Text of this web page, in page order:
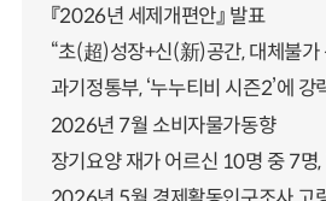
『2026년 세제개편안』 발표
“초(超)성장+신(新)공간, 대체불가
과기정통부, ‘누누티비 시즌2’에 강
2026년 7월 소비자물가동향